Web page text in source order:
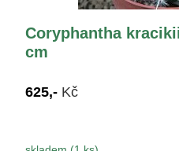
Coryphantha
cm
625,- Kč